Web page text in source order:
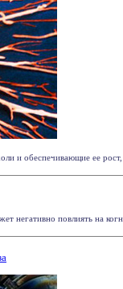
и обеспечивающие ее
негативно повлиять на